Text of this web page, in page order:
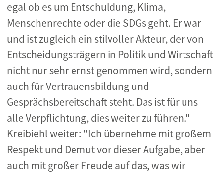
egal ob es um Entschuldung, Klima,
Menschenrechte oder die SDGs geht. Er war
und ist zugleich ein stilvoller Akteur, der von
Entscheidungsträgern in Politik und Wirtschaft
nicht nur sehr ernst genommen wird, sondern
auch für Vertrauensbildung und
Gesprächsbereitschaft steht. Das ist für uns
alle Verpflichtung, dies weiter zu führen."
Kreibiehl weiter: "Ich übernehme mit großem
Respekt und Demut vor dieser Aufgabe, aber
auch mit großer Freude auf das, was wir